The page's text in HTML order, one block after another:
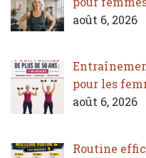
août 6, 2026
pour les
août 6, 2026
Routine